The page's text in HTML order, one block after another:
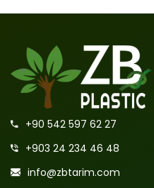
+90 542 597 62 27
+903 24 234 46 48
info@zbtarim.com